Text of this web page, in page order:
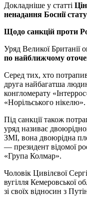
Докладніше у статті
ненадання Боснії
Щодо санкцій проти
Уряд Великої Британії
по найближчому
Серед тих, хто
друга найбагатша
конгломерату
«Норільського нікелю».
Під санкції також
уряд називає
ЗМІ, вона двоюрідна
— президент відомої
«Група Колмар».
Чоловік Цивілєвої
вугілля Кемеровської
зі своїх відносин з